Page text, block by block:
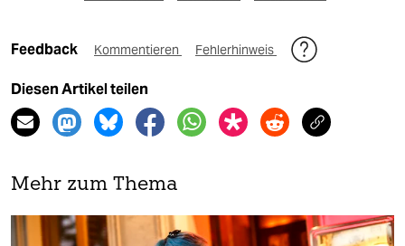
Feedback Kommentieren Fehlerhinweis
Diesen Artikel teilen
Mehr zum Thema